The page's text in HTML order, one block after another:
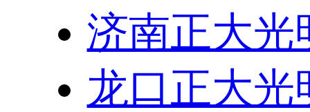
济南正大光
龙口正大光